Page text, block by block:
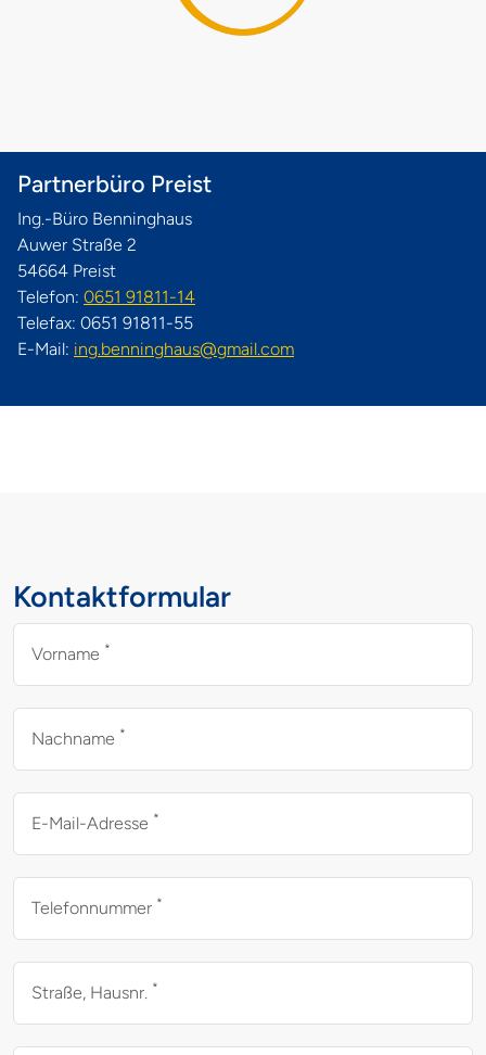
Partnerbüro Preist
Ing.-Büro Benninghaus
Auwer Straße 2
54664 Preist
Telefon: 0651 91811-14
Telefax: 0651 91811-55
E-Mail: ing.benninghaus@gmail.com
Kontaktformular
Vorname *
Nachname *
E-Mail-Adresse *
Telefonnummer *
Straße, Hausnr. *